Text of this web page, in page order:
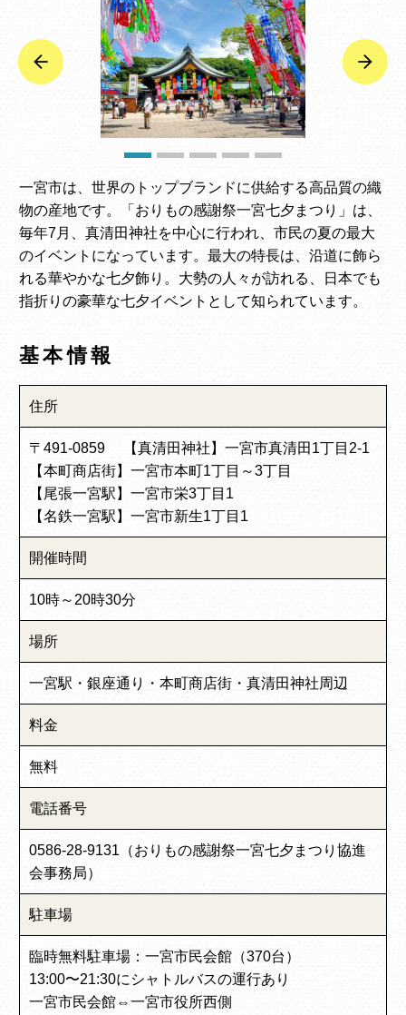
一宮市は、世界のトップブランドに供給する高品質の織
物の産地です。「おりもの感謝祭一宮七夕まつり」は、
毎年7月、真清田神社を中心に行われ、市民の夏の最大
のイベントになっています。最大の特長は、沿道に飾ら
れる華やかな七夕飾り。大勢の人々が訪れる、日本でも
指折りの豪華な七夕イベントとして知られています。
基本情報
住所
〒491-0859 【真清田神社】一宮市真清田1丁目2-1
【本町商店街】一宮市本町1丁目～3丁目
【尾張一宮駅】一宮市栄3丁目1
【名鉄一宮駅】一宮市新生1丁目1
開催時間
10時～20時30分
場所
一宮駅・銀座通り・本町商店街・真清田神社周辺
料金
無料
電話番号
0586-28-9131（おりもの感謝祭一宮七夕まつり協進
会事務局）
駐車場
臨時無料駐車場：一宮市民会館（370台）
13:00〜21:30にシャトルバスの運行あり
一宮市民会館⇔一宮市役所西側